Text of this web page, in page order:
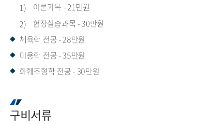
이론과목 - 21만원
현장실습과목 - 30만원
체육학 전공 - 28만원
미용학 전공 - 35만원
화훼조형학 전공 - 30만원
구비서류